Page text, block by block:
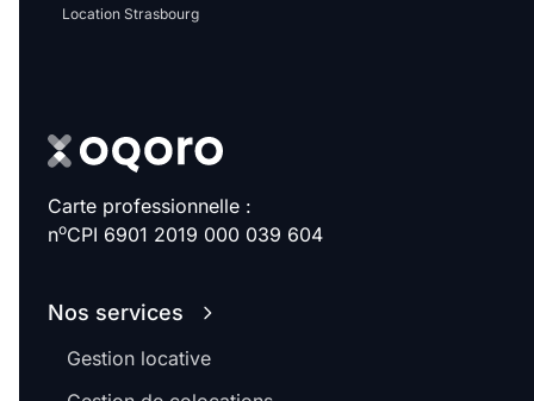
Disponible à partir du
Promotions
Mettre en avant les
Location Strasbourg
Carte professionnelle :
noCPI 6901 2019 000 039 604
Nos services
Gestion locative